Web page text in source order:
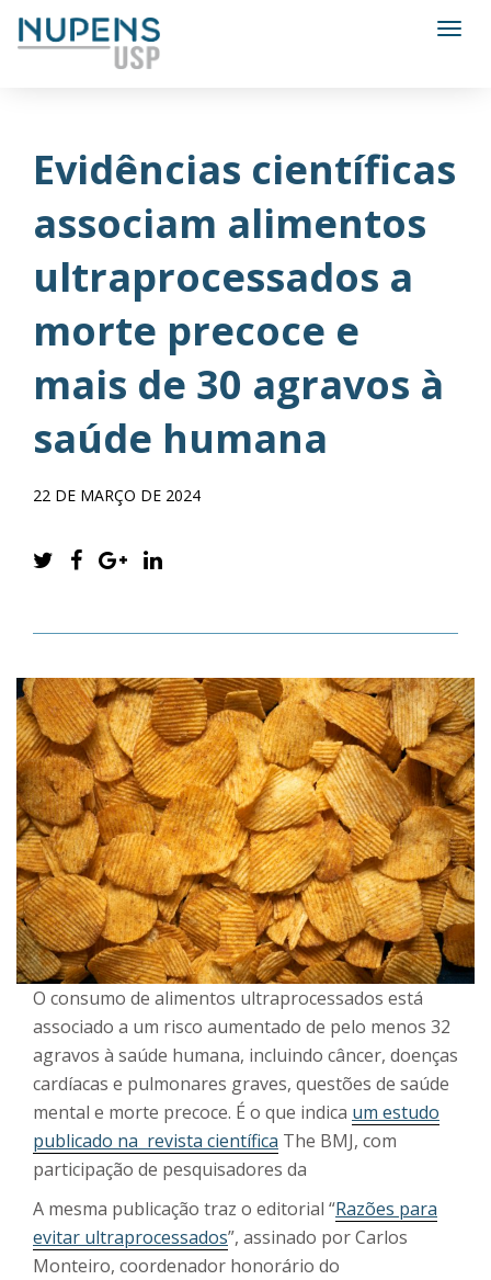
Evidências científicas
associam alimentos
ultraprocessados ​​a
morte precoce e
mais de 30 agravos à
saúde humana
22 DE MARÇO DE 2024
O consumo de alimentos ultraprocessados está
associado a um risco aumentado de pelo menos 32
agravos à saúde humana, incluindo câncer, doenças
cardíacas e pulmonares graves, questões de saúde
mental e morte precoce. É o que indica um estudo
publicado na revista científica The BMJ, com
participação de pesquisadores da
A mesma publicação traz o editorial “Razões para
evitar ultraprocessados”, assinado por Carlos
Monteiro, coordenador honorário do